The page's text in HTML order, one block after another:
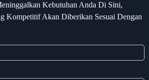
Kebutuhan Anda Di Sini,
Kompetitif Akan Diberikan Sesuai Dengan